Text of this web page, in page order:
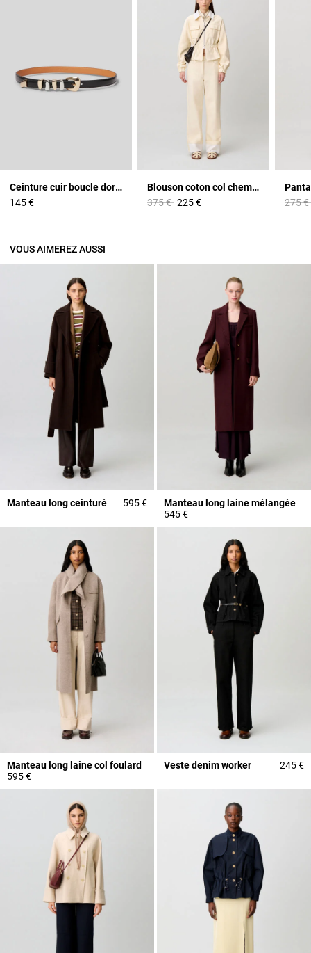
Ceinture cuir boucle dorée
145 €
Blouson coton col chemise
Prix réduit à partir de
375 €à225 € Prix
275 €
VOUS AIMEREZ AUSSI
Manteau long ceinturé 595 €
Manteau long laine mélangée
545 €
Manteau long laine col foulard
595 €
Veste denim worker 245 €